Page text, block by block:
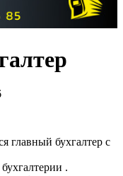
главный бухгалтер с
.